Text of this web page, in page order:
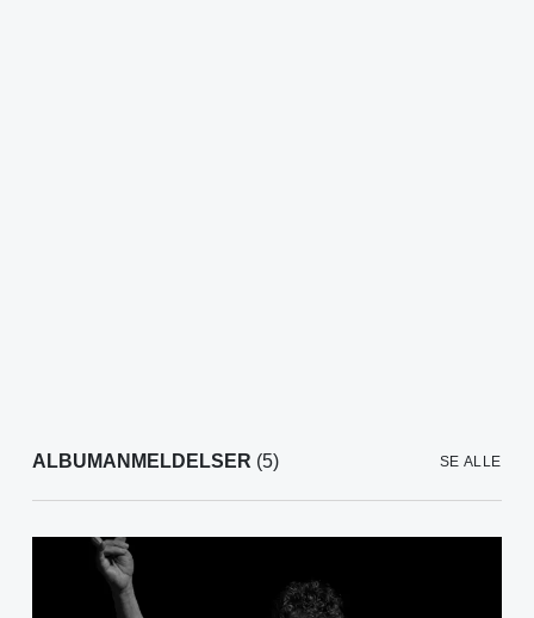
ALBUMANMELDELSER (5) SE ALLE